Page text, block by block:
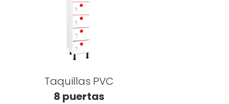
Taquillas PVC
8 puertas